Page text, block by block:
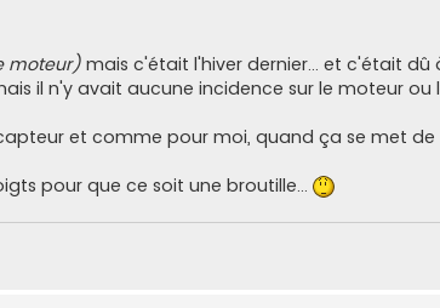
moteur) mais c'était l'hiver dernier... et c'était
il n'y avait aucune incidence sur le moteur ou
et comme pour moi, quand ça se met de
pour que ce soit une broutille...